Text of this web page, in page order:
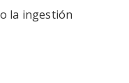
la ingestión